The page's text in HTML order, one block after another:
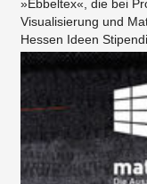
»Ebbeltex«, die bei
Visualisierung und
Hessen Ideen